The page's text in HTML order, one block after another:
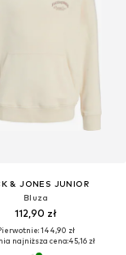
& JONES JUNIOR
Bluza
112,90 zł
144,90 zł
najniższa cena:45,16 zł